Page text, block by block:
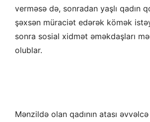
verməsə də, sonradan yaşlı qadın
şəxsən müraciət edərək kömək
sonra sosial xidmət əməkdaşları
olublar.
Mənzildə olan qadının atası